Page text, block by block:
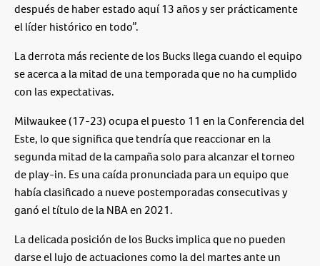
después de haber estado aquí 13 años y ser prácticamente
el líder histórico en todo”.
La derrota más reciente de los Bucks llega cuando el equipo
se acerca a la mitad de una temporada que no ha cumplido
con las expectativas.
Milwaukee (17-23) ocupa el puesto 11 en la Conferencia del
Este, lo que significa que tendría que reaccionar en la
segunda mitad de la campaña solo para alcanzar el torneo
de play-in. Es una caída pronunciada para un equipo que
había clasificado a nueve postemporadas consecutivas y
ganó el título de la NBA en 2021.
La delicada posición de los Bucks implica que no pueden
darse el lujo de actuaciones como la del martes ante un